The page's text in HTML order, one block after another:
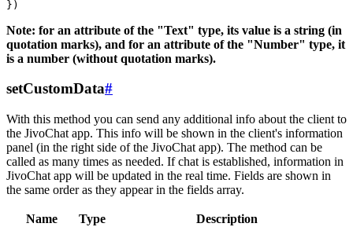
Note: for an attribute of the "Text" type, its value is a string (in
quotation marks), and for an attribute of the "Number" type, it
is a number (without quotation marks).
setCustomData#
With this method you can send any additional info about the client to
the JivoChat app. This info will be shown in the client's information
panel (in the right side of the JivoChat app). The method can be
called as many times as needed. If chat is established, information in
JivoChat app will be updated in the real time. Fields are shown in
the same order as they appear in the fields array.
Name Type
Description